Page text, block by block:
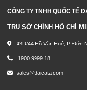
CÔNG TY TNHH QUỐC TẾ
TRỤ SỞ CHÍNH HỒ CHÍ
43D/44 Hồ Văn Huê, P. Đức
1900.9999.18
sales@daicata.com